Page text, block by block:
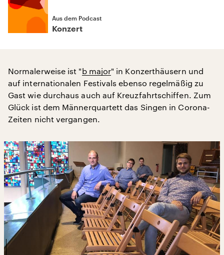
Aus dem Podcast
Konzert
Normalerweise ist "b major" in Konzerthäusern und
auf internationalen Festivals ebenso regelmäßig zu
Gast wie durchaus auch auf Kreuzfahrtschiffen. Zum
Glück ist dem Männerquartett das Singen in Corona-
Zeiten nicht vergangen.